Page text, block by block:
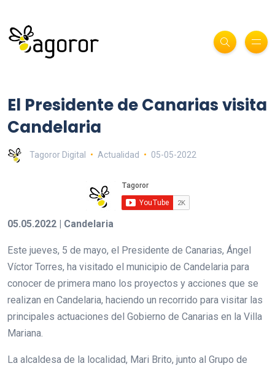
El Presidente de Canarias visita
Candelaria
Tagoror Digital Actualidad 05-05-2022
05.05.2022 | Candelaria
Este jueves, 5 de mayo, el Presidente de Canarias, Ángel
Víctor Torres, ha visitado el municipio de Candelaria para
conocer de primera mano los proyectos y acciones que se
realizan en Candelaria, haciendo un recorrido para visitar las
principales actuaciones del Gobierno de Canarias en la Villa
Mariana.
La alcaldesa de la localidad, Mari Brito, junto al Grupo de